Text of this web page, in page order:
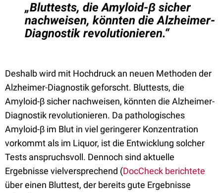
„Bluttests, die Amyloid-β sicher
nachweisen, könnten die Alzheimer-
Diagnostik revolutionieren.“
Deshalb wird mit Hochdruck an neuen Methoden der
Alzheimer-Diagnostik geforscht. Bluttests, die
Amyloid-β sicher nachweisen, könnten die Alzheimer-
Diagnostik revolutionieren. Da pathologisches
Amyloid-β im Blut in viel geringerer Konzentration
vorkommt als im Liquor, ist die Entwicklung solcher
Tests anspruchsvoll. Dennoch sind aktuelle
Ergebnisse vielversprechend (DocCheck berichtete
über einen Bluttest, der bereits gute Ergebnisse